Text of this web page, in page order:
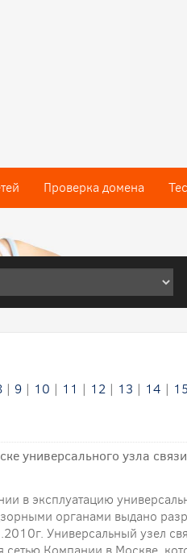
Проверка домена
| 9| 10 | 11 | 12| 13 | 14 | 15
универсального узла
в эксплуатацию
органами выдано
Универсальный узел